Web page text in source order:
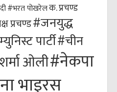
#भरत पोखरेलक. प्रचण्ड
प्रचण्ड#जनयुद्ध
पार्टी#चीन
ओली#नेकपा
भाइरस